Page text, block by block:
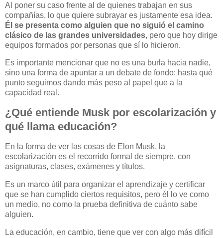
Al poner su caso frente al de quienes trabajan en sus
compañías, lo que quiere subrayar es justamente esa idea.
Él se presenta como alguien que no siguió el camino
clásico de las grandes universidades, pero que hoy dirige
equipos formados por personas que sí lo hicieron.
Es importante mencionar que no es una burla hacia nadie,
sino una forma de apuntar a un debate de fondo: hasta qué
punto seguimos dando más peso al papel que a la
capacidad real.
¿Qué entiende Musk por escolarización y
qué llama educación?
En la forma de ver las cosas de Elon Musk, la
escolarización es el recorrido formal de siempre, con
asignaturas, clases, exámenes y títulos.
Es un marco útil para organizar el aprendizaje y certificar
que se han cumplido ciertos requisitos, pero él lo ve como
un medio, no como la prueba definitiva de cuánto sabe
alguien.
La educación, en cambio, tiene que ver con algo más difícil